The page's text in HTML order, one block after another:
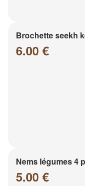
Brochette seekh
6.00 €
Nems légumes 4
5.00 €